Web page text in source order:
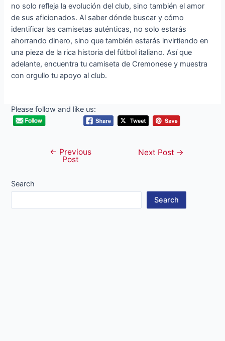
no solo refleja la evolución del club, sino también el amor
de sus aficionados. Al saber dónde buscar y cómo
identificar las camisetas auténticas, no solo estarás
ahorrando dinero, sino que también estarás invirtiendo en
una pieza de la rica historia del fútbol italiano. Así que
adelante, encuentra tu camiseta de Cremonese y muestra
con orgullo tu apoyo al club.
Please follow and like us:
navigation
← Previous
Post
Next Post →
Search
Search